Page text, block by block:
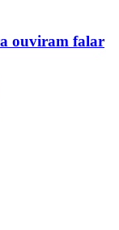
ouviram falar